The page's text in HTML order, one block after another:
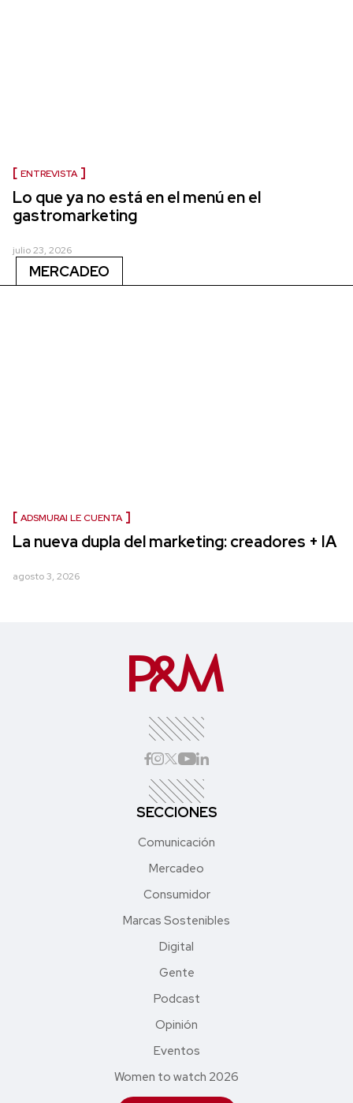
ENTREVISTA
Lo que ya no está en el menú en el
gastromarketing
julio 23, 2026
MERCADEO
ADSMURAI LE CUENTA
La nueva dupla del marketing: creadores + IA
agosto 3, 2026
SECCIONES
Comunicación
Mercadeo
Consumidor
Marcas Sostenibles
Digital
Gente
Podcast
Opinión
Eventos
Women to watch 2026